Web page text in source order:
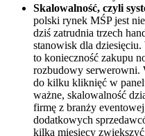
Skalowalność, czyli
polski rynek MŚP jest
dziś zatrudnia trzech
stanowisk dla dziesięciu.
to konieczność zakupu
rozbudowy serwerowni.
do kilku kliknięć w
ważne, skalowalność
firmę z branży
dodatkowych
kilka miesięcy